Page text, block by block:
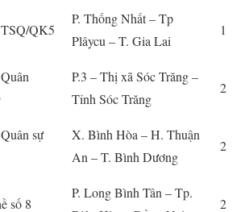
QK5
P. Thống Nhất – Tp
Plâycu – T. Gia Lai
1
P.3 – Thị xã Sóc Trăng –
Tỉnh Sóc Trăng
2
sự
X. Bình Hòa – H. Thuận
An – T. Bình Dương
2
số 8
P. Long Bình Tân – Tp.
2